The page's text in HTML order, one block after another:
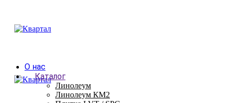
О нас
Каталог
Линолеум
Линолеум КМ2